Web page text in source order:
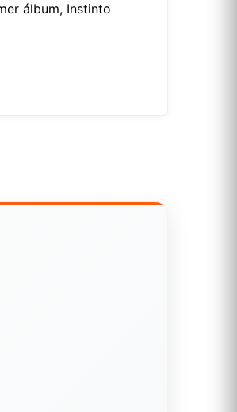
álbum, Instinto